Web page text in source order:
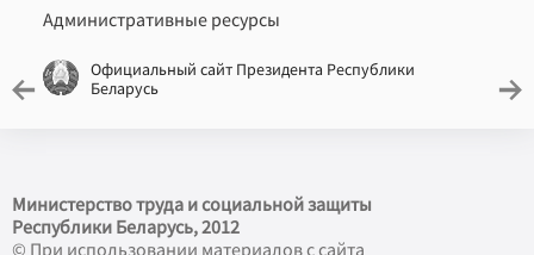
Административные ресурсы
Официальный сайт Президента Республики
Беларусь
Министерство труда и социальной защиты
Республики Беларусь, 2012
© При использовании материалов с сайта